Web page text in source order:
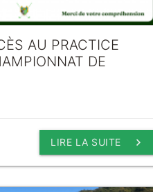
AU PRACTICE
DE
keyboard_arrow_right
LIRE LA SUITE